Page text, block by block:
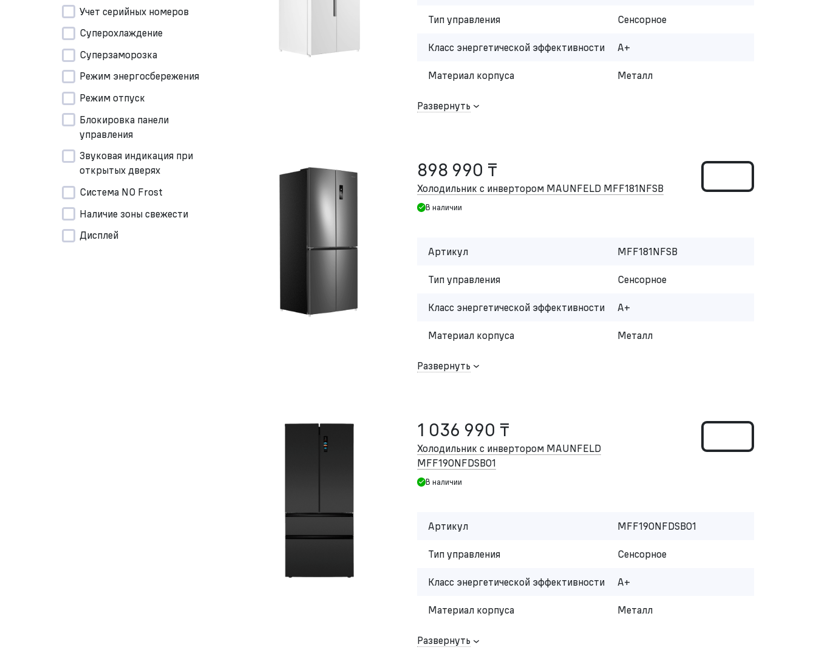
Учет серийных номеров
Суперохлаждение
Суперзаморозка
Режим энергосбережения
Режим отпуск
Блокировка панели
управления
Звуковая индикация при
открытых дверях
Система NO Frost
Наличие зоны свежести
Дисплей
Тип управления Сенсорное
Класс энергетической эффективности A+
Материал корпуса Металл
Развернуть
898 990 ₸
Холодильник с инвертором MAUNFELD MFF181NFSB
В наличии
Артикул MFF181NFSB
Тип управления Сенсорное
Класс энергетической эффективности A+
Материал корпуса Металл
Развернуть
1 036 990 ₸
Холодильник с инвертором MAUNFELD
MFF190NFDSB01
В наличии
Артикул MFF190NFDSB01
Тип управления Сенсорное
Класс энергетической эффективности A+
Материал корпуса Металл
Развернуть